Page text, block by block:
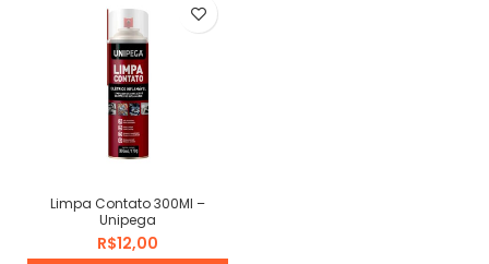
Limpa Contato 300Ml –
Unipega
R$